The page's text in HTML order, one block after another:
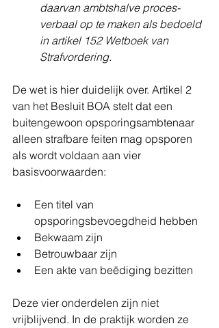
daarvan ambtshalve proces-
verbaal op te maken als bedoeld
in artikel 152 Wetboek van
Strafvordering.
De wet is hier duidelijk over. Artikel 2
van het Besluit BOA stelt dat een
buitengewoon opsporingsambtenaar
alleen strafbare feiten mag opsporen
als wordt voldaan aan vier
basisvoorwaarden:
Een titel van
opsporingsbevoegdheid hebben
Bekwaam zijn
Betrouwbaar zijn
Een akte van beëdiging bezitten
Deze vier onderdelen zijn niet
vrijblijvend. In de praktijk worden ze